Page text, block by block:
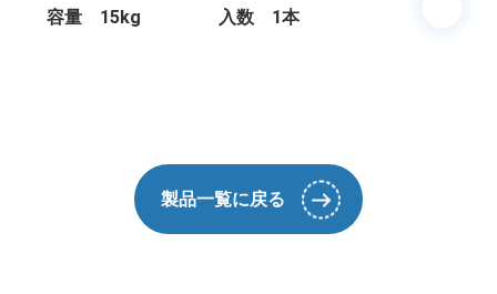
容量 15kg 入数 1本
製品一覧に戻る